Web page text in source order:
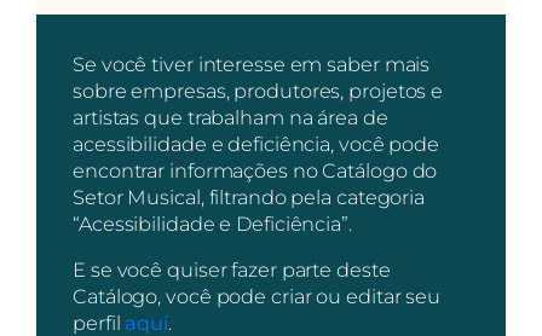
Se você tiver interesse em saber mais
sobre empresas, produtores, projetos e
artistas que trabalham na área de
acessibilidade e deficiência, você pode
encontrar informações no Catálogo do
Setor Musical, filtrando pela categoria
“Acessibilidade e Deficiência”.
E se você quiser fazer parte deste
Catálogo, você pode criar ou editar seu
perfil aquí.